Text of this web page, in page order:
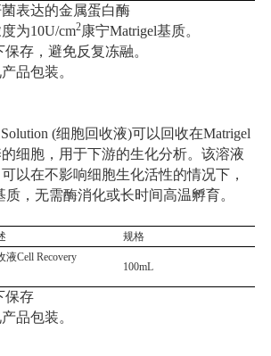
表达的金属蛋白酶
为10U/cm2康宁Matrigel基质。
存，避免反复冻融。
品包装。
(细胞回收液)可以回收在Matrigel
细胞，用于下游的生化分析。该溶液
以在不影响细胞生化活性的情况下，
质，无需酶消化或长时间高温孵育。
规格
液Cell Recovery
100mL
存
品包装。